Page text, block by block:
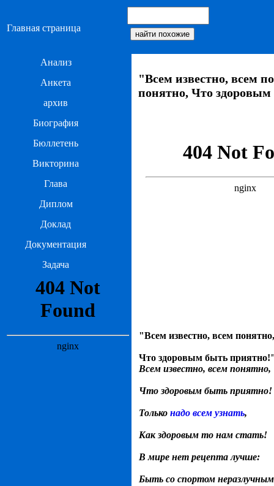
Главная страница
Анализ
Анкета
архив
Биография
Бюллетень
Викторина
Глава
Диплом
Доклад
Документация
Задача
"Всем известно, всем
понятно, Что
"Всем известно, всем понятно,
Что здоровым быть
Всем известно, всем понятно,
Что здоровым быть приятно!
Только надо всем узнать,
Как здоровым то нам стать!
В мире нет рецепта лучше:
Быть со спортом